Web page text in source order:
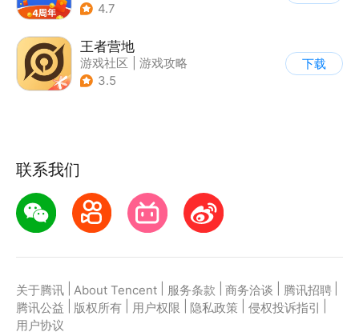
4.7
王者营地
游戏社区
游戏攻略
3.5
下载
联系我们
关于腾讯 About Tencent 服务条款 商务洽谈 腾讯招聘
腾讯公益
版权所有 用户权限 隐私政策 侵权投诉指引
用户协议